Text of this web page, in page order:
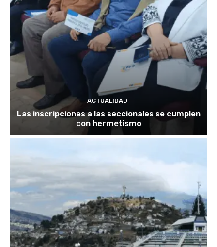
ACTUALIDAD
Las inscripciones a las seccionales se cumplen
con hermetismo